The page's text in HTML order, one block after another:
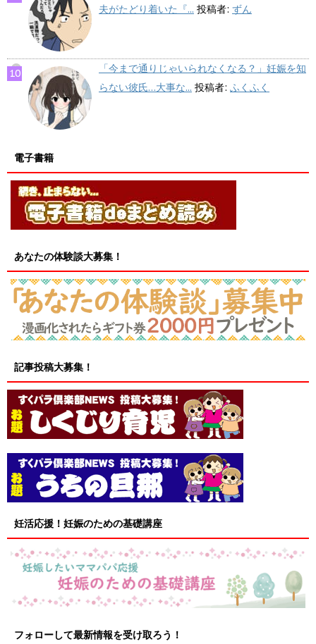
夫がたどり着いた『... 投稿者: ずん
「今まで通りじゃいられなくなる？」妊娠を知
らない彼氏…大事な... 投稿者: ふくふく
電子書籍
あなたの体験談大募集！
記事投稿大募集！
妊活応援！妊娠のための基礎講座
フォローして最新情報を受け取ろう！